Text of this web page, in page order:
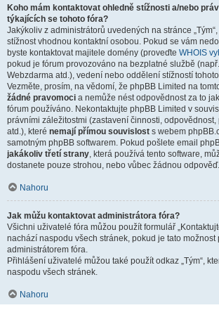
Koho mám kontaktovat ohledně stížnosti a/nebo
týkajících se tohoto fóra?
Jakýkoliv z administrátorů uvedených na stránce
stížnost vhodnou kontaktní osobou. Pokud se vám
byste kontaktovat majitele domény (proveďte WHOIS
pokud je fórum provozováno na bezplatné službě
Webzdarma atd.), vedení nebo oddělení stížností
Vezměte, prosím, na vědomí, že phpBB Limited na
žádné pravomoci a nemůže nést odpovědnost za to
fórum používáno. Nekontaktujte phpBB Limited v
právními záležitostmi (zastavení činnosti,
atd.), které nemají přímou souvislost s webem
samotným phpBB softwarem. Pokud pošlete email
jakákoliv třetí strany, která používá tento software,
dostanete pouze strohou, nebo vůbec žádnou odpověď.
Nahoru
Jak můžu kontaktovat administrátora fóra?
Všichni uživatelé fóra můžou použít formulář
nachází naspodu všech stránek, pokud je tato možnost
administrátorem fóra.
Přihlášení uživatelé můžou také použít odkaz „Tým“,
naspodu všech stránek.
Nahoru